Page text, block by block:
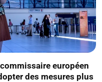
européen
des mesures plus